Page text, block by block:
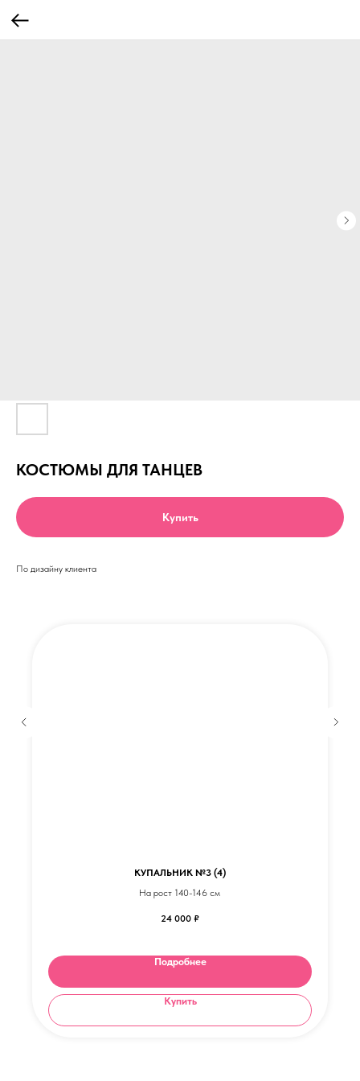
КОСТЮМЫ ДЛЯ ТАНЦЕВ
Купить
По дизайну клиента
КУПАЛЬНИК №3 (4)
На рост 140-146 см
24 000 ₽
Подробнее
Купить